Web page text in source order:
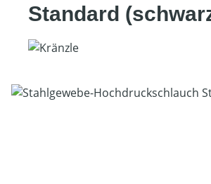
Standard
Bildergalerie überspringen